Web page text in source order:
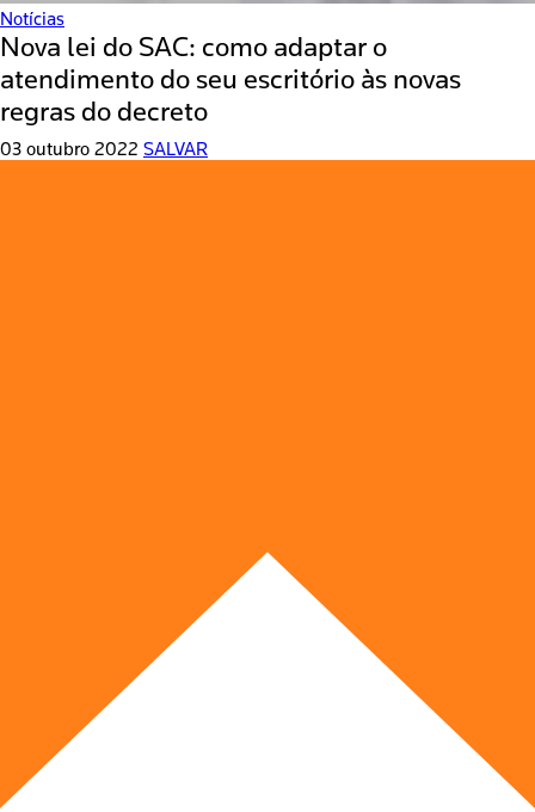
Notícias
Nova lei do SAC: como adaptar o
atendimento do seu escritório às novas
regras do decreto
03 outubro 2022 SALVAR